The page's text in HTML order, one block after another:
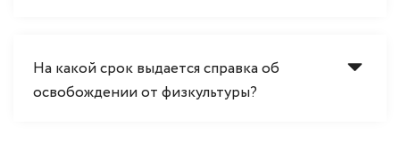
На какой срок выдается справка об
освобождении от физкультуры?